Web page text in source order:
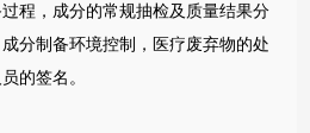
程，成分的常规抽检及质量结果分
分制备环境控制，医疗废弃物的处
的签名。